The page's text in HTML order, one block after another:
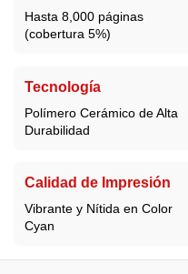
Hasta 8,000 páginas
(cobertura 5%)
Tecnología
Polímero Cerámico de Alta
Durabilidad
Calidad de Impresión
Vibrante y Nítida en Color
Cyan